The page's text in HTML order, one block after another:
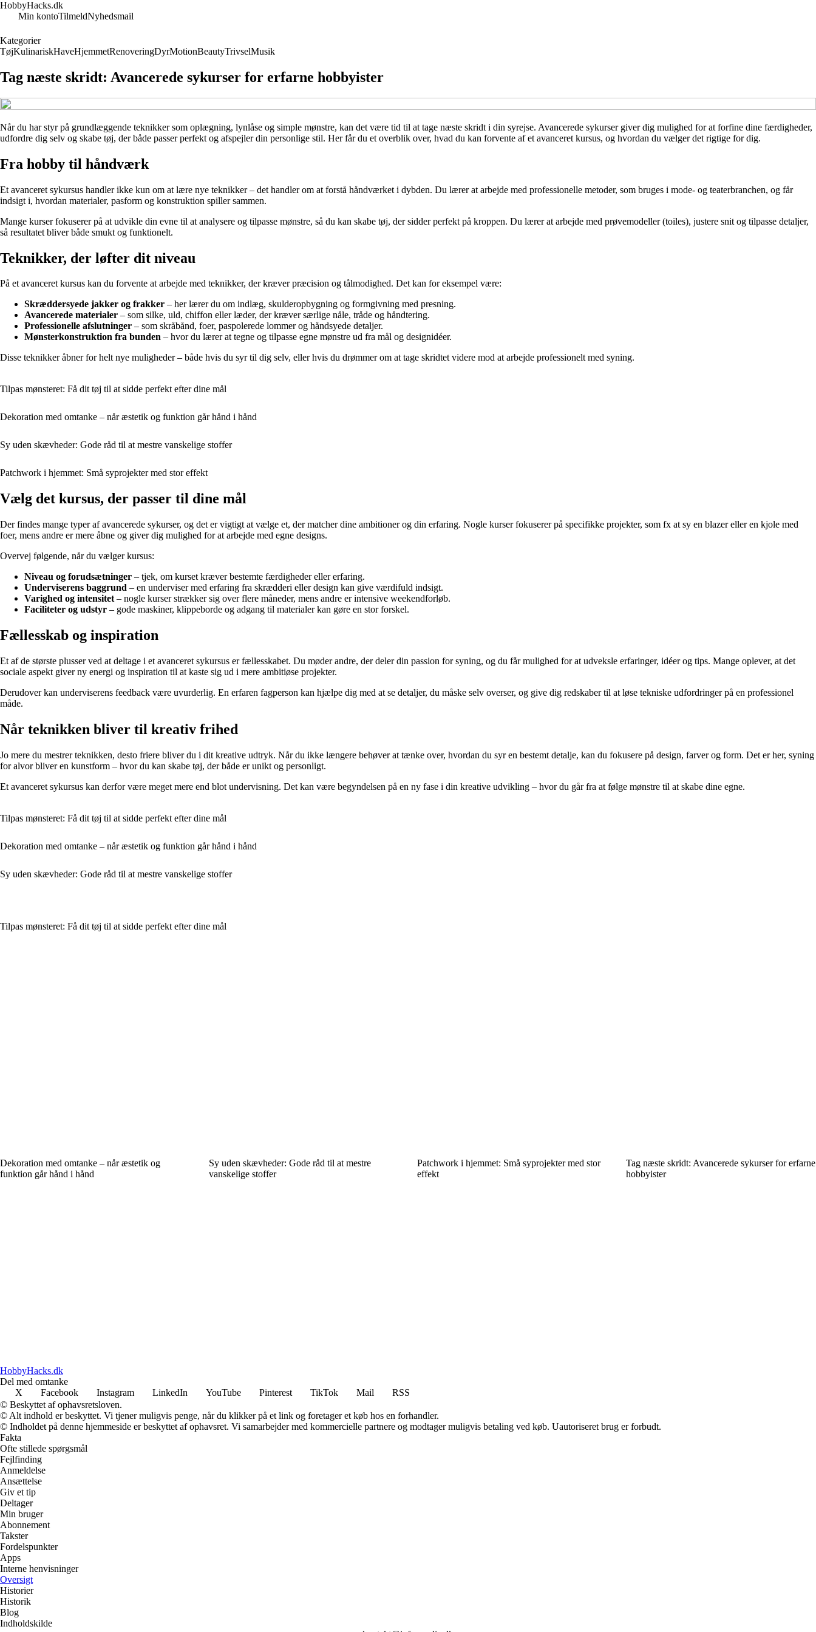
HobbyHacks.dk
Min kontoTilmeldNyhedsmail
Kategorier
TøjKulinariskHaveHjemmetRenoveringDyrMotionBeautyTrivselMusik
Tag næste skridt: Avancerede sykurser for erfarne hobbyister
Når du har styr på grundlæggende teknikker som oplægning, lynlåse og simple mønstre, kan det være tid til at tage næste skridt i din syrejse. Avancerede sykurser giver dig mulighed for at forfine dine færdigheder,
udfordre dig selv og skabe tøj, der både passer perfekt og afspejler din personlige stil. Her får du et overblik over, hvad du kan forvente af et avanceret kursus, og hvordan du vælger det rigtige for dig.
Fra hobby til håndværk
Et avanceret sykursus handler ikke kun om at lære nye teknikker – det handler om at forstå håndværket i dybden. Du lærer at arbejde med professionelle metoder, som bruges i mode- og teaterbranchen, og får
indsigt i, hvordan materialer, pasform og konstruktion spiller sammen.
Mange kurser fokuserer på at udvikle din evne til at analysere og tilpasse mønstre, så du kan skabe tøj, der sidder perfekt på kroppen. Du lærer at arbejde med prøvemodeller (toiles), justere snit og tilpasse detaljer,
så resultatet bliver både smukt og funktionelt.
Teknikker, der løfter dit niveau
På et avanceret kursus kan du forvente at arbejde med teknikker, der kræver præcision og tålmodighed. Det kan for eksempel være:
Skræddersyede jakker og frakker – her lærer du om indlæg, skulderopbygning og formgivning med presning.
Avancerede materialer – som silke, uld, chiffon eller læder, der kræver særlige nåle, tråde og håndtering.
Professionelle afslutninger – som skråbånd, foer, paspolerede lommer og håndsyede detaljer.
Mønsterkonstruktion fra bunden – hvor du lærer at tegne og tilpasse egne mønstre ud fra mål og designidéer.
Disse teknikker åbner for helt nye muligheder – både hvis du syr til dig selv, eller hvis du drømmer om at tage skridtet videre mod at arbejde professionelt med syning.
Tilpas mønsteret: Få dit tøj til at sidde perfekt efter dine mål
Dekoration med omtanke – når æstetik og funktion går hånd i hånd
Sy uden skævheder: Gode råd til at mestre vanskelige stoffer
Patchwork i hjemmet: Små syprojekter med stor effekt
Vælg det kursus, der passer til dine mål
Der findes mange typer af avancerede sykurser, og det er vigtigt at vælge et, der matcher dine ambitioner og din erfaring. Nogle kurser fokuserer på specifikke projekter, som fx at sy en blazer eller en kjole med
foer, mens andre er mere åbne og giver dig mulighed for at arbejde med egne designs.
Overvej følgende, når du vælger kursus:
Niveau og forudsætninger – tjek, om kurset kræver bestemte færdigheder eller erfaring.
Underviserens baggrund – en underviser med erfaring fra skrædderi eller design kan give værdifuld indsigt.
Varighed og intensitet – nogle kurser strækker sig over flere måneder, mens andre er intensive weekendforløb.
Faciliteter og udstyr – gode maskiner, klippeborde og adgang til materialer kan gøre en stor forskel.
Fællesskab og inspiration
Et af de største plusser ved at deltage i et avanceret sykursus er fællesskabet. Du møder andre, der deler din passion for syning, og du får mulighed for at udveksle erfaringer, idéer og tips. Mange oplever, at det
sociale aspekt giver ny energi og inspiration til at kaste sig ud i mere ambitiøse projekter.
Derudover kan underviserens feedback være uvurderlig. En erfaren fagperson kan hjælpe dig med at se detaljer, du måske selv overser, og give dig redskaber til at løse tekniske udfordringer på en professionel
måde.
Når teknikken bliver til kreativ frihed
Jo mere du mestrer teknikken, desto friere bliver du i dit kreative udtryk. Når du ikke længere behøver at tænke over, hvordan du syr en bestemt detalje, kan du fokusere på design, farver og form. Det er her, syning
for alvor bliver en kunstform – hvor du kan skabe tøj, der både er unikt og personligt.
Et avanceret sykursus kan derfor være meget mere end blot undervisning. Det kan være begyndelsen på en ny fase i din kreative udvikling – hvor du går fra at følge mønstre til at skabe dine egne.
Tilpas mønsteret: Få dit tøj til at sidde perfekt efter dine mål
Dekoration med omtanke – når æstetik og funktion går hånd i hånd
Sy uden skævheder: Gode råd til at mestre vanskelige stoffer
Tilpas mønsteret: Få dit tøj til at sidde perfekt efter dine mål
Dekoration med omtanke – når æstetik og
funktion går hånd i hånd
Sy uden skævheder: Gode råd til at mestre
vanskelige stoffer
Patchwork i hjemmet: Små syprojekter med stor
effekt
Tag næste skridt: Avancerede sykurser for erfarne
hobbyister
HobbyHacks.dk
Del med omtanke
X
Facebook Instagram LinkedIn YouTube Pinterest TikTok Mail
RSS
© Beskyttet af ophavsretsloven.
© Alt indhold er beskyttet. Vi tjener muligvis penge, når du klikker på et link og foretager et køb hos en forhandler.
© Indholdet på denne hjemmeside er beskyttet af ophavsret. Vi samarbejder med kommercielle partnere og modtager muligvis betaling ved køb. Uautoriseret brug er forbudt.
Fakta
Ofte stillede spørgsmål
Fejlfinding
Anmeldelse
Ansættelse
Giv et tip
Deltager
Min bruger
Abonnement
Takster
Fordelspunkter
Apps
Interne henvisninger
Oversigt
Historier
Historik
Blog
Indholdskilde